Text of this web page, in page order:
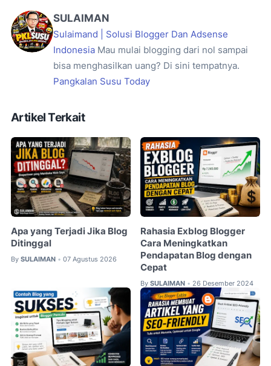
SULAIMAN
Sulaimand | Solusi Blogger Dan Adsense
Indonesia Mau mulai blogging dari nol sampai
bisa menghasilkan uang? Di sini tempatnya.
Pangkalan Susu Today
Artikel Terkait
Apa yang Terjadi Jika Blog
Ditinggal
By SULAIMAN • 07 Agustus 2026
Rahasia Exblog Blogger
Cara Meningkatkan
Pendapatan Blog dengan
Cepat
By SULAIMAN • 26 Desember 2024